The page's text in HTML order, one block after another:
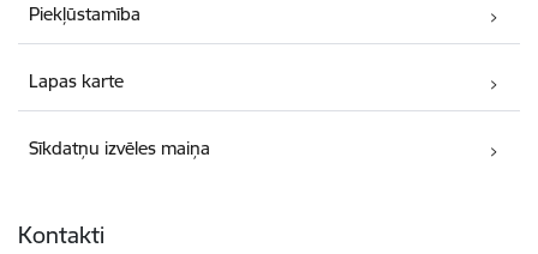
Piekļūstamība
Lapas karte
Sīkdatņu izvēles maiņa
Kontakti